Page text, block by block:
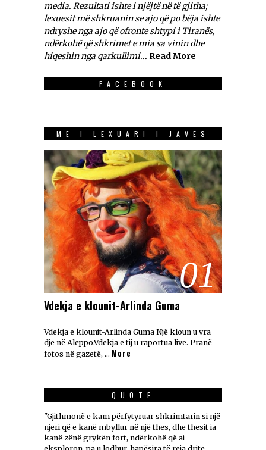
media. Rezultati ishte i njëjtë në të gjitha;
lexuesit më shkruanin se ajo që po bëja ishte
ndryshe nga ajo që ofronte shtypi i Tiranës,
ndërkohë që shkrimet e mia sa vinin dhe
hiqeshin nga qarkullimi... Read More
FACEBOOK
MË I LEXUARI I JAVES
01
Vdekja e klounit-Arlinda Guma
Vdekja e klounit-Arlinda Guma Një kloun u vra
dje në Aleppo.Vdekja e tij u raportua live. Pranë
fotos në gazetë, … More
QUOTE
"Gjithmonë e kam përfytyruar shkrimtarin si një
njeri që e kanë mbyllur në një thes, dhe thesit ia
kanë zënë grykën fort, ndërkohë që ai